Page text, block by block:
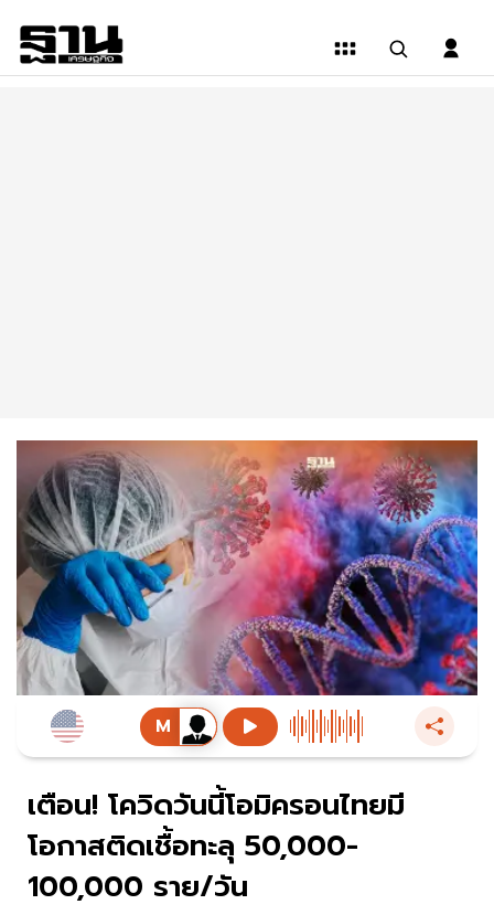
เตือน! โควิดวันนี้โอมิครอนไทยมี
โอกาสติดเชื้อทะลุ 50,000-
100,000 ราย/วัน